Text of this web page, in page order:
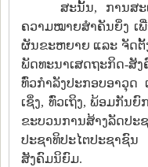
ສະນັ້ນ, ການສະ
ຄວາມໝາຍສໍາຄັນຍິ່ງ ເ
ຜັນຂະຫຍາຍ ແລະ ຈັດຕັ້
ພັດທະນາເສດຖະກິດ-ສັ
ທົ່ວກໍາລັງປະກອບອາວຸ
ເຊິ່ງ, ທົ່ວເຖິງ, ພ້ອມກັນ
ຂະບວນການສ້າງລັດປ
ປະຊາທິປະໄຕປະຊາຊົ
ສັງຄົມນິຍົມ.